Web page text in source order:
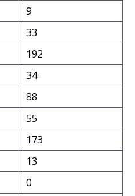
9
33
192
34
88
55
173
13
0